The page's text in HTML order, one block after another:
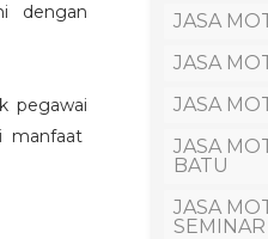
dengan
pegawai
manfaat
JASA
JASA
JASA
JASA
BATU
JASA
SEMINAR